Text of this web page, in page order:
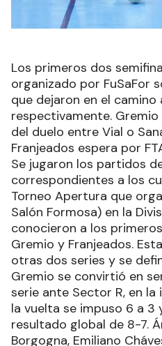
Los primeros dos
organizado por FuSaFor
que dejaron en el
respectivamente.
del duelo entre Vial o
Franjeados espera por
Se jugaron los partidos
correspondientes a los
Torneo Apertura que
Salón Formosa) en la
conocieron a los
Gremio y Franjeados.
otras dos series y se
Gremio se convirtió en
serie ante Sector R, en
la vuelta se impuso 6 a 3
resultado global de 8-7.
Borgogna, Emiliano